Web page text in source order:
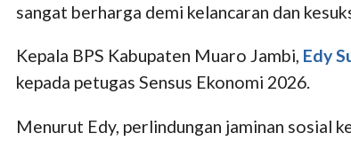
sangat berharga demi kelancaran dan
Kepala BPS Kabupaten Muaro Jambi, Edy
kepada petugas Sensus Ekonomi 2026.
Menurut Edy, perlindungan jaminan sosial